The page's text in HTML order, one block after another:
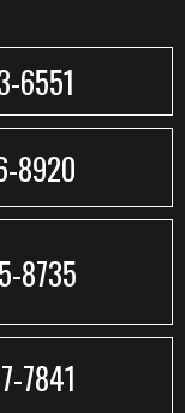
6551
8920
8735
7841